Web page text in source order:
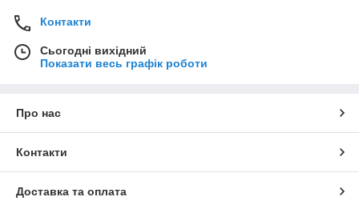
Контакти
Сьогодні вихідний
Показати весь графік роботи
Про нас
Контакти
Доставка та оплата